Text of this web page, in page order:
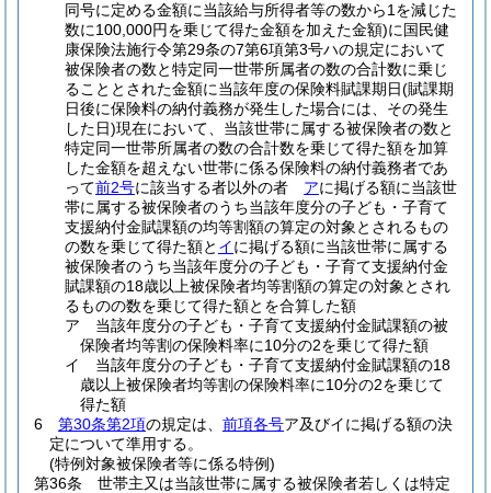
同号に定める金額に当該給与所得者等の数から1を減じた
数に100,000円を乗じて得た金額を加えた金額)に国民健
康保険法施行令第29条の7第6項第3号ハの規定において
被保険者の数と特定同一世帯所属者の数の合計数に乗じ
ることとされた金額に当該年度の保険料賦課期日(賦課期
日後に保険料の納付義務が発生した場合には、その発生
した日)現在において、当該世帯に属する被保険者の数と
特定同一世帯所属者の数の合計数を乗じて得た額を加算
した金額を超えない世帯に係る保険料の納付義務者であ
って前2号に該当する者以外の者 アに掲げる額に当該世
帯に属する被保険者のうち当該年度分の子ども・子育て
支援納付金賦課額の均等割額の算定の対象とされるもの
の数を乗じて得た額と イに掲げる額に当該世帯に属する
被保険者のうち当該年度分の子ども・子育て支援納付金
賦課額の18歳以上被保険者均等割額の算定の対象とされ
るものの数を乗じて得た額とを合算した額
ア
当該年度分の子ども・子育て支援納付金賦課額の被
保険者均等割の保険料率に10分の2を乗じて得た額
イ
当該年度分の子ども・子育て支援納付金賦課額の18
歳以上被保険者均等割の保険料率に10分の2を乗じて
得た額
6
第30条第2項の規定は、 前項各号ア及びイに掲げる額の決
定について準用する。
(特例対象被保険者等に係る特例)
第36条
世帯主又は当該世帯に属する被保険者若しくは特定